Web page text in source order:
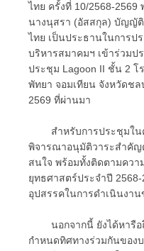
ไทย ครั้งที่ 10/2568-
นางนุสรา (อัสสกุล) บัญญั
ไทย เป็นประธานในการป
บริหารสมาคมฯ เข้าร่วมป
ประชุม Lagoon II ชั้น 2 โ
พัทยา จอมเทียน จังหวัดช
2569 ที่ผ่านมา
สำหรับการประชุมใ
พิจารณาอนุมัติวาระสำคัญ
สนใจ พร้อมทั้งติดตามคว
ยุทธศาสตร์ประจำปี
อุปสรรคในการดำเนินงา
นอกจากนี้ ยังได้หารื
กำหนดทิศทางร่วมกันของ